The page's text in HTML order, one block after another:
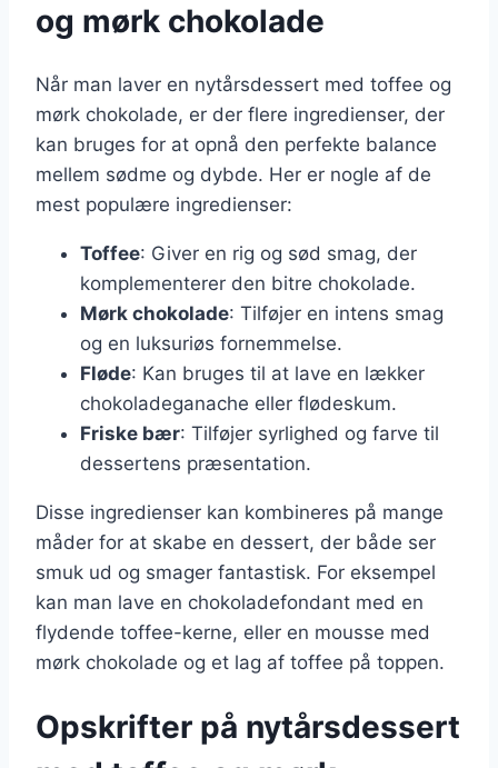
og mørk chokolade
Når man laver en nytårsdessert med toffee og
mørk chokolade, er der flere ingredienser, der
kan bruges for at opnå den perfekte balance
mellem sødme og dybde. Her er nogle af de
mest populære ingredienser:
Toffee: Giver en rig og sød smag, der
komplementerer den bitre chokolade.
Mørk chokolade: Tilføjer en intens smag
og en luksuriøs fornemmelse.
Fløde: Kan bruges til at lave en lækker
chokoladeganache eller flødeskum.
Friske bær: Tilføjer syrlighed og farve til
dessertens præsentation.
Disse ingredienser kan kombineres på mange
måder for at skabe en dessert, der både ser
smuk ud og smager fantastisk. For eksempel
kan man lave en chokoladefondant med en
flydende toffee-kerne, eller en mousse med
mørk chokolade og et lag af toffee på toppen.
Opskrifter på nytårsdessert